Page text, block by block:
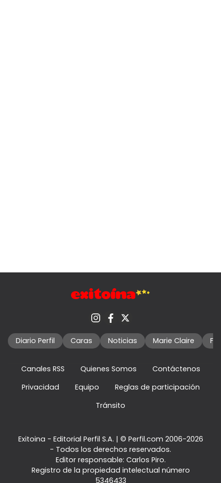
Diario Perfil Caras Noticias Marie Claire
Canales RSS Quienes Somos
Contáctenos
Privacidad
Equipo
Reglas de participación
Tránsito
Exitoina - Editorial Perfil S.A. | © Perfil.com 2006-2026
- Todos los derechos reservados.
Editor responsable: Carlos Piro.
Registro de la propiedad intelectual número
5346433